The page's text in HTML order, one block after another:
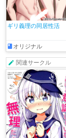
ギリ義理の同居性活
オリジナル
関連サークル